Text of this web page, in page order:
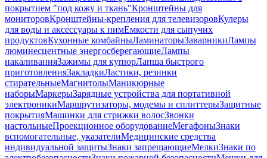
покрытием "под кожу и ткань"Кронштейны для
мониторовКронштейны-крепления для телевизоровКулеры
для воды и аксессуары к нимЕмкости для сыпучих
продуктовКухонные комбайныЛаминаторыЗаварникиЛампы
люминесцентные энергосберегающиеЛампы
накаливанияЗажимы для купюрЛапша быстрого
приготовленияЗакладкиЛастики, резинки
стирательныеМагнитолыМаникюрные
наборыМаркерыЗарядные устройства для портативной
электроникиМаршрутизаторы, модемы и сплиттерыЗащитные
покрытияМашинки для стрижки волосЗвонки
настольныеПроекционное оборудованиеМегафоныЗнаки
вспомогательные, указателиМедицинские средства
индивидуальной защитыЗнаки запрещающиеМелкиЗнаки по